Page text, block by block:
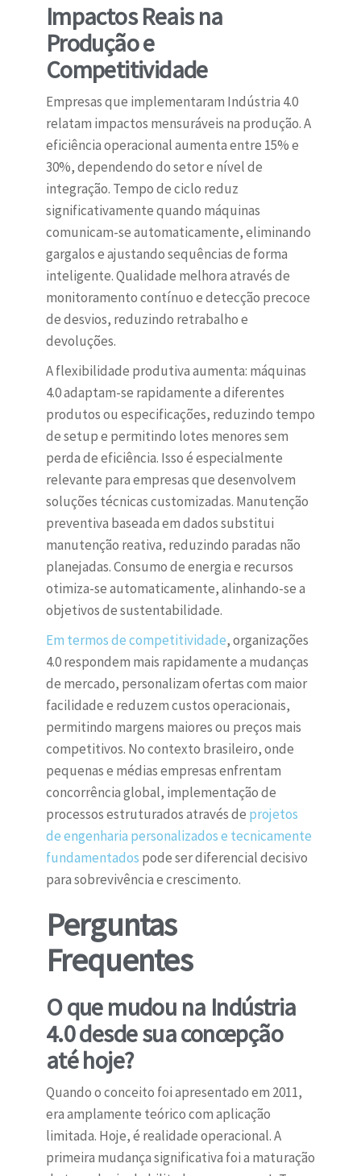
Impactos Reais na
Produção e
Competitividade
Empresas que implementaram Indústria 4.0
relatam impactos mensuráveis na produção. A
eficiência operacional aumenta entre 15% e
30%, dependendo do setor e nível de
integração. Tempo de ciclo reduz
significativamente quando máquinas
comunicam-se automaticamente, eliminando
gargalos e ajustando sequências de forma
inteligente. Qualidade melhora através de
monitoramento contínuo e detecção precoce
de desvios, reduzindo retrabalho e
devoluções.
A flexibilidade produtiva aumenta: máquinas
4.0 adaptam-se rapidamente a diferentes
produtos ou especificações, reduzindo tempo
de setup e permitindo lotes menores sem
perda de eficiência. Isso é especialmente
relevante para empresas que desenvolvem
soluções técnicas customizadas. Manutenção
preventiva baseada em dados substitui
manutenção reativa, reduzindo paradas não
planejadas. Consumo de energia e recursos
otimiza-se automaticamente, alinhando-se a
objetivos de sustentabilidade.
Em termos de competitividade, organizações
4.0 respondem mais rapidamente a mudanças
de mercado, personalizam ofertas com maior
facilidade e reduzem custos operacionais,
permitindo margens maiores ou preços mais
competitivos. No contexto brasileiro, onde
pequenas e médias empresas enfrentam
concorrência global, implementação de
processos estruturados através de projetos
de engenharia personalizados e tecnicamente
fundamentados pode ser diferencial decisivo
para sobrevivência e crescimento.
Perguntas
Frequentes
O que mudou na Indústria
4.0 desde sua concepção
até hoje?
Quando o conceito foi apresentado em 2011,
era amplamente teórico com aplicação
limitada. Hoje, é realidade operacional. A
primeira mudança significativa foi a maturação